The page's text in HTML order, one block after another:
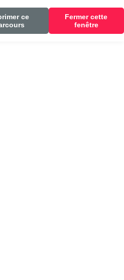
ce
Fermer cette
fenêtre